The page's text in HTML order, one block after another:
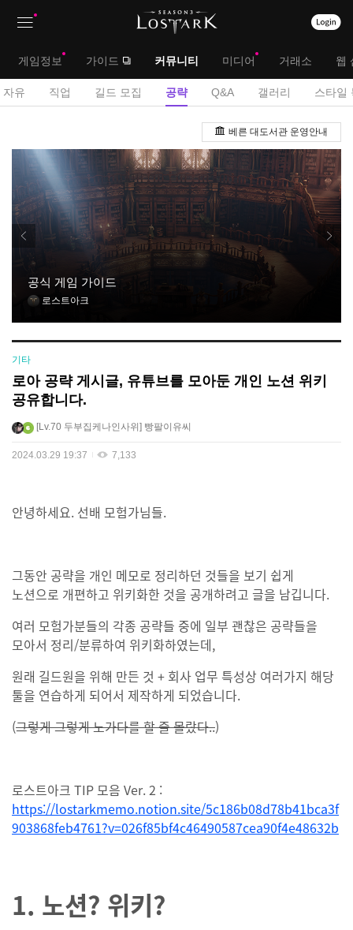
뉴
대
메
게임정보 가이드 커뮤니티 미디어 거래소 웹
서
메
뉴
자유 직업 길드 모집 공략 Q&A 갤러리 스타일
략
판
베른 대도서관 운영안내
공식 게임 가이드
로스트아크
기타
로아 공략 게시글, 유튜브를 모아둔 개인 노션 위키
공유합니다.
Lv.70 두부집케나인사위 빵팔이유씨
2024.03.29 19:37 7,133
안녕하세요. 선배 모험가님들.
그동안 공략을 개인 메모로 정리하던 것들을 보기 쉽게
노션으로 개편하고 위키화한 것을 공개하려고 글을 남깁니다.
여러 모험가분들의 각종 공략들 중에 일부 괜찮은 공략들을
모아서 정리/분류하여 위키화하였는데,
원래 길드원을 위해 만든 것 + 회사 업무 특성상 여러가지 해당
툴을 연습하게 되어서 제작하게 되었습니다.
(그렇게 그렇게 노가다를 할 줄 몰랐다..)
로스트아크 TIP 모음 Ver. 2 :
https://lostarkmemo.notion.site/5c186b08d78b41bca3f
903868feb4761?v=026f85bf4c46490587cea90f4e48632b
1. 노션? 위키?